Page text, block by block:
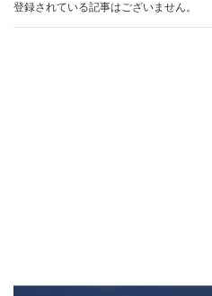
登録されている記事はございません。